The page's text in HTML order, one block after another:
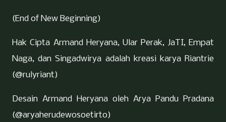
(End of New Beginning)
Hak Cipta Armand Heryana, Ular Perak, JaTI, Empat
Naga, dan Singadwirya adalah kreasi karya Riantrie
(@rulyriant)
Desain Armand Heryana oleh Arya Pandu Pradana
(@aryaherudewosoetirto)